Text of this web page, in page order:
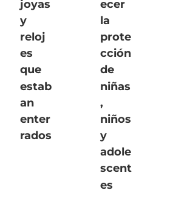
joyas
y
reloj
es
que
estab
an
enter
rados
ecer
la
prote
cción
de
niñas
,
niños
y
adole
scent
es